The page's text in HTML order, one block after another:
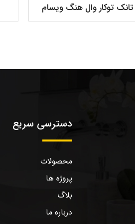
توکار وال هنگ ویسام
دسترسی سریع
محصولات
پروژه ها
بلاگ
درباره ما